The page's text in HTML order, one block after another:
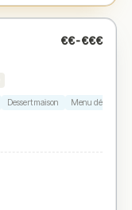
€€-€€€
Dessert maison Menu